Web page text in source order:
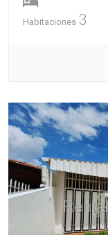
Habitaciones 3